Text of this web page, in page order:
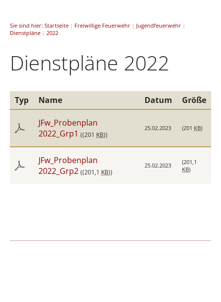
Sie sind hier: Startseite | Freiwillige Feuerwehr | Jugendfeuerwehr |
Dienstpläne | 2022
Dienstpläne 2022
Typ Name Datum Größe
JFw_Probenplan
2022_Grp1 ((201 KB))
25.02.2023 (201 KB)
JFw_Probenplan
2022_Grp2 ((201,1 KB))
25.02.2023
(201,1
KB)